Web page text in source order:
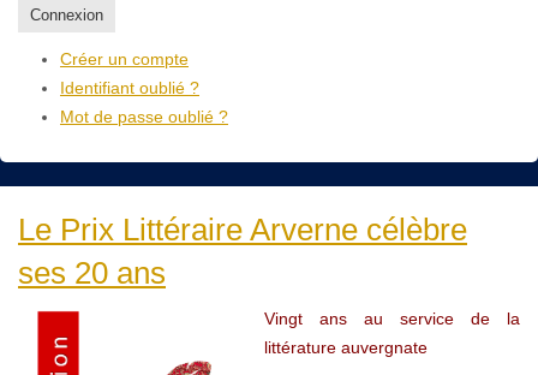
Connexion
Créer un compte
Identifiant oublié ?
Mot de passe oublié ?
Le Prix Littéraire Arverne célèbre
ses 20 ans
Vingt ans au service de la
littérature auvergnate